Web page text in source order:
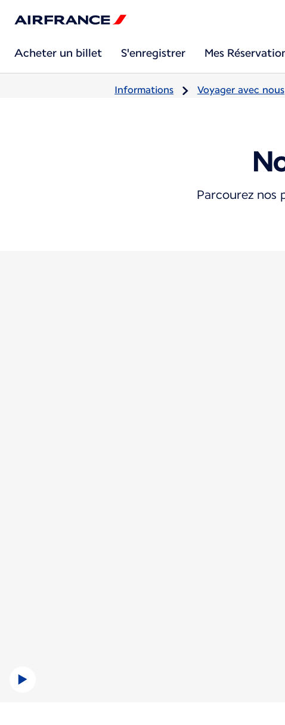
Acheter un billet S'enregistrer Mes
Informations Voyager avec nous
Parcourez nos